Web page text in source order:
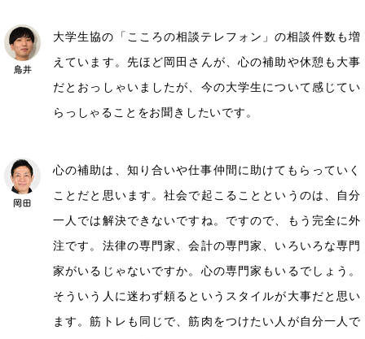
大学生協の「こころの相談テレフォン」の相談件数も増
えています。先ほど岡田さんが、心の補助や休憩も大事
だとおっしゃいましたが、今の大学生について感じてい
らっしゃることをお聞きしたいです。
心の補助は、知り合いや仕事仲間に助けてもらっていく
ことだと思います。社会で起こることというのは、自分
一人では解決できないですね。ですので、もう完全に外
注です。法律の専門家、会計の専門家、いろいろな専門
家がいるじゃないですか。心の専門家もいるでしょう。
そういう人に迷わず頼るというスタイルが大事だと思い
ます。筋トレも同じで、筋肉をつけたい人が自分一人で